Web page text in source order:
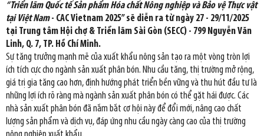
“Triển lãm Quốc tế Sản phẩm Hóa chất Nông nghiệp và Bảo vệ Thực vật
tại Việt Nam- CAC Vietnam 2025” sẽ diễn ra từ ngày 27 - 29/11/2025
tại Trung tâm Hội chợ & Triển lãm Sài Gòn (SECC) - 799 Nguyễn Văn
Linh, Q. 7, TP. Hồ Chí Minh.
Sự tăng trưởng mạnh mẽ của xuất khẩu nông sản tạo ra một vòng tròn lợi
ích tích cực cho ngành sản xuất phân bón. Nhu cầu tăng, thị trường mở rộng,
giá trị gia tăng cao hơn, định hướng phát triển bền vững và thu hút đầu tư là
những lợi ích rõ ràng mà ngành sản xuất phân bón có thể gặt hái được. Các
nhà sản xuất phân bón đã nắm bắt cơ hội này để đổi mới, nâng cao chất
lượng sản phẩm và dịch vụ, đáp ứng nhu cầu ngày càng cao của thị trường